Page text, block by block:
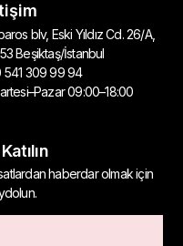
blv, Eski Yıldız Cd. 26/A,
Beşiktaş/İstanbul
541 309 99 94
09:00–18:00
haberdar olmak için